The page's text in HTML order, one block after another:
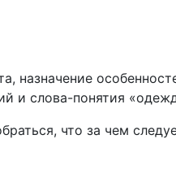
и слова-понятия
что за чем